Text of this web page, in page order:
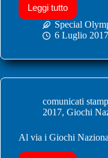
Leggi tutto
Special
6 Luglio 2017
comunicati
2017, Giochi
Al via i Giochi